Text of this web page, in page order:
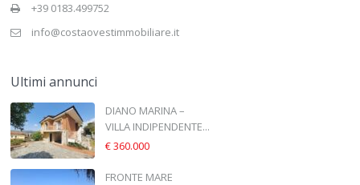
+39 0183.499752
info@costaovestimmobiliare.it
Ultimi annunci
DIANO MARINA –
VILLA INDIPENDENTE...
€ 360.000
FRONTE MARE